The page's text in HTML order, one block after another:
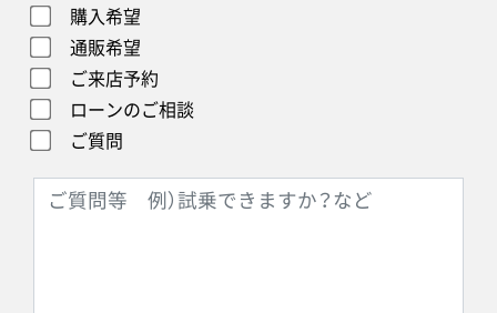
購入希望
通販希望
ご来店予約
ローンのご相談
ご質問